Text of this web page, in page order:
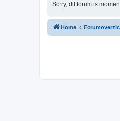
Sorry, dit forum is
Home